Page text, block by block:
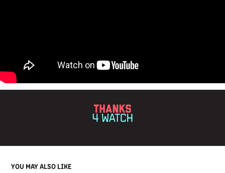
YOU MAY ALSO LIKE